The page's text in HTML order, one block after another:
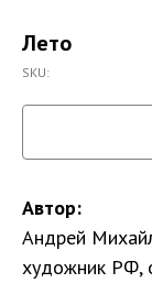
Лето
SKU:
Автор:
Андрей
художник РФ,